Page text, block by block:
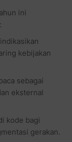
ini
kebijakan
sebagai
eksternal
kode bagi
gerakan.